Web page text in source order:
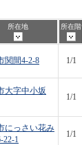
所在地 所在階
関間4-2-8 1/1
大字中小坂
1/1
にっさい花み
22-1
1/1